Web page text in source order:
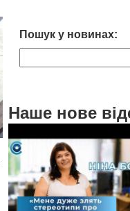
Пошук у новинах:
Наше нове